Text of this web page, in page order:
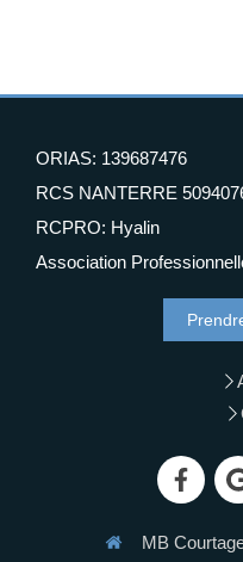
ORIAS: 139687476
RCS NANTERRE
RCPRO: Hyalin
Association
MB